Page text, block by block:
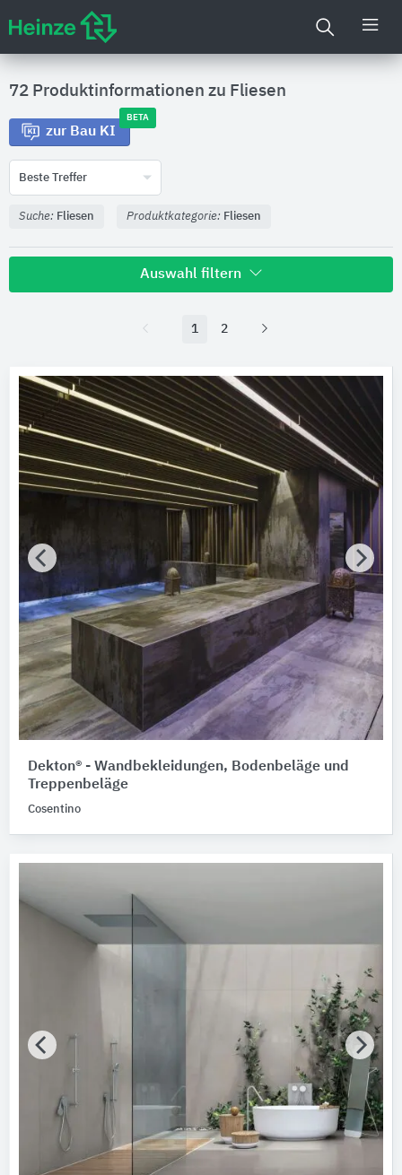
72 Produktinformationen zu Fliesen
zur Bau KI
BETA
Beste Treffer
Suche: Fliesen Produktkategorie: Fliesen
Auswahl filtern
Royal Mosa
Sto
Argelith Bodenkeramik H. Bitter
Alle Hersteller anzeigen
Bauen im Bestand
Nachhaltigkeit
Nachhaltigkeitsinfo vorhanden
Umweltdeklarationen (EPDs)
Merkmale / Eigenschaften
Bitte auswählen
Zertifizierungen
Bitte auswählen
Gebäude-Bauteile
Bitte auswählen
Außenanlagen
Bitte auswählen
Werkstoff
Bitte auswählen
Produkt
1 2
Dekton® - Wandbekleidungen, Bodenbeläge und
Treppenbeläge
Cosentino